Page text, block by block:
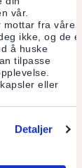
vår.
mottar fra våre
ikke, og de
å huske
tilpasse
eller
Detaljer